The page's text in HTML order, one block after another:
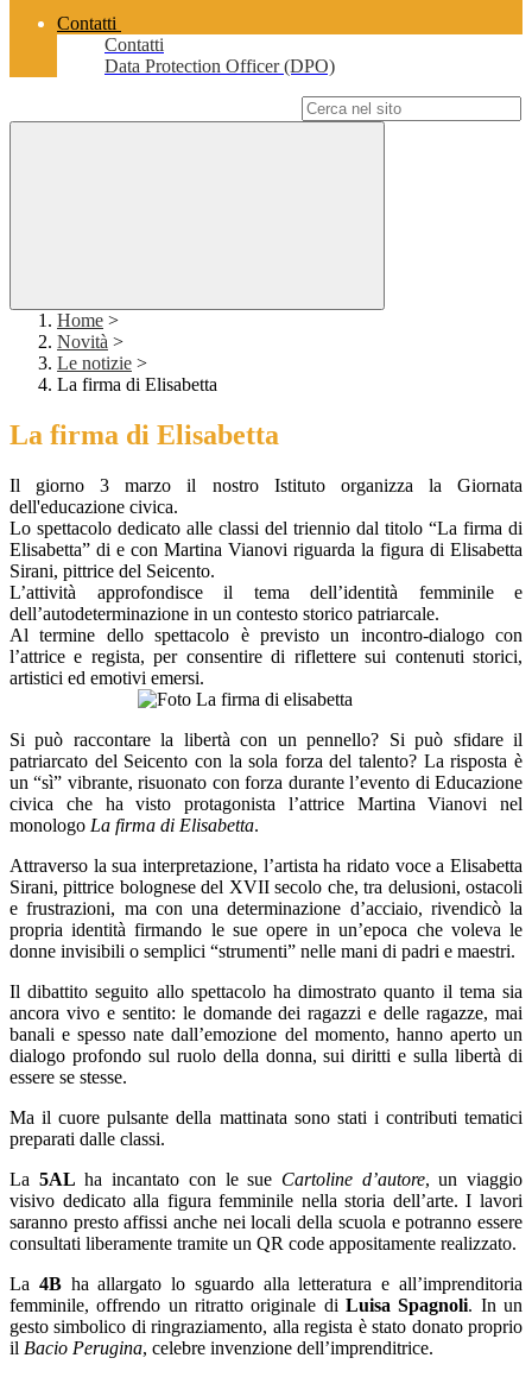
Contatti
Contatti
Data Protection Officer (DPO)
Home >
Novità >
Le notizie >
La firma di Elisabetta
La firma di Elisabetta
Il giorno 3 marzo il nostro Istituto organizza la Giornata
dell'educazione civica.
Lo spettacolo dedicato alle classi del triennio dal titolo “La firma di
Elisabetta” di e con Martina Vianovi riguarda la figura di Elisabetta
Sirani, pittrice del Seicento.
L’attività approfondisce il tema dell’identità femminile e
dell’autodeterminazione in un contesto storico patriarcale.
Al termine dello spettacolo è previsto un incontro-dialogo con
l’attrice e regista, per consentire di riflettere sui contenuti storici,
artistici ed emotivi emersi.
Si può raccontare la libertà con un pennello? Si può sfidare il
patriarcato del Seicento con la sola forza del talento? La risposta è
un “sì” vibrante, risuonato con forza durante l’evento di Educazione
civica che ha visto protagonista l’attrice Martina Vianovi nel
monologo La firma di Elisabetta.
Attraverso la sua interpretazione, l’artista ha ridato voce a Elisabetta
Sirani, pittrice bolognese del XVII secolo che, tra delusioni, ostacoli
e frustrazioni, ma con una determinazione d’acciaio, rivendicò la
propria identità firmando le sue opere in un’epoca che voleva le
donne invisibili o semplici “strumenti” nelle mani di padri e maestri.
Il dibattito seguito allo spettacolo ha dimostrato quanto il tema sia
ancora vivo e sentito: le domande dei ragazzi e delle ragazze, mai
banali e spesso nate dall’emozione del momento, hanno aperto un
dialogo profondo sul ruolo della donna, sui diritti e sulla libertà di
essere se stesse.
Ma il cuore pulsante della mattinata sono stati i contributi tematici
preparati dalle classi.
La 5AL ha incantato con le sue Cartoline d’autore, un viaggio
visivo dedicato alla figura femminile nella storia dell’arte. I lavori
saranno presto affissi anche nei locali della scuola e potranno essere
consultati liberamente tramite un QR code appositamente realizzato.
La 4Bha allargato lo sguardo alla letteratura e all’imprenditoria
femminile, offrendo un ritratto originale di Luisa Spagnoli. In un
gesto simbolico di ringraziamento, alla regista è stato donato proprio
il Bacio Perugina, celebre invenzione dell’imprenditrice.